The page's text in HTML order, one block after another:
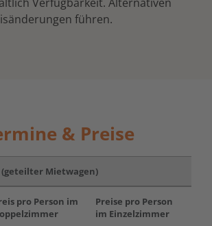
führen.
& Preise
(geteilter Mietwagen)
pro Person im
Preise pro Person
im Einzelzimmer